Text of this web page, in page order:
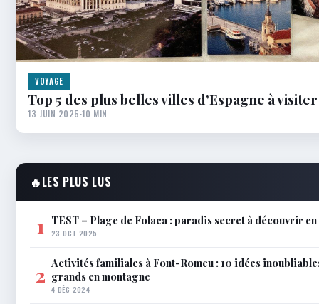
VOYAGE
Top 5 des plus belles villes d’Espagne à
13 JUIN 2025·10 MIN
🔥LES PLUS LUS
1 TEST – Plage de Folaca : paradis secret à découvrir
23 OCT 2025
2 Activités familiales à Font-Romeu : 10 idées
grands en montagne
4 DÉC 2024